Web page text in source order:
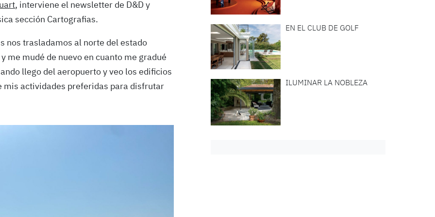
, interviene el newsletter de D&D y
sección Cartografias.
nos trasladamos al norte del estado
me mudé de nuevo en cuanto me gradué
llego del aeropuerto y veo los edificios
mis actividades preferidas para disfrutar
EN EL CLUB DE GOLF
ILUMINAR LA NOBLEZA